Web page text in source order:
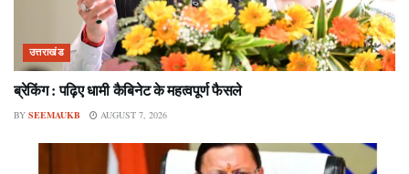
उत्तराखंड
ब्रेकिंग : पढ़िए धामी कैबिनेट के महत्वपूर्ण फैसले
BY SEEMAUKB AUGUST 7, 2026